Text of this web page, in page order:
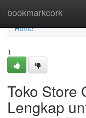
bookmarkcork
Home
Home
1
Toko Store
Lengkap